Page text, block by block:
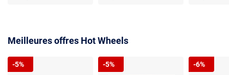
Meilleures offres Hot Wheels
-5% -5% -6%